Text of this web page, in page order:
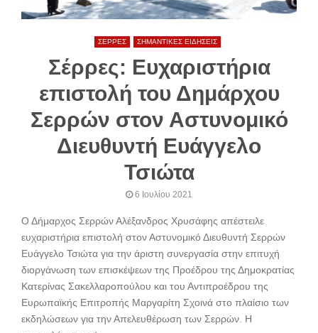
ΣΕΡΡΕΣ ΣΗΜΑΝΤΙΚΕΣ ΕΙΔΗΣΕΙΣ
Σέρρες: Ευχαριστήρια
επιστολή του Δημάρχου
Σερρών στον Αστυνομικό
Διευθυντή Ευάγγελο
Τσιώτα
6 Ιουλίου 2021
Ο Δήμαρχος Σερρών Αλέξανδρος Χρυσάφης απέστειλε
ευχαριστήρια επιστολή στον Αστυνομικό Διευθυντή Σερρών
Ευάγγελο Τσιώτα για την άριστη συνεργασία στην επιτυχή
διοργάνωση των επισκέψεων της Προέδρου της Δημοκρατίας
Κατερίνας Σακελλαροπούλου και του Αντιπροέδρου της
Ευρωπαϊκής Επιτροπής Μαργαρίτη Σχοινά στο πλαίσιο των
εκδηλώσεων για την Απελευθέρωση των Σερρών. Η